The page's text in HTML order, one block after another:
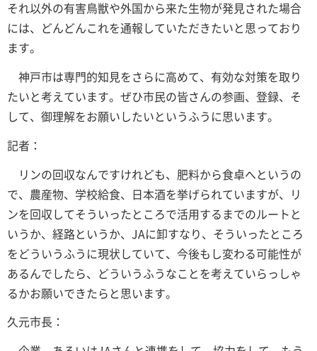
それ以外の有害鳥獣や外国から来た生物が発見された場合
には、どんどんこれを通報していただきたいと思っており
ます。
神戸市は専門的知見をさらに高めて、有効な対策を取り
たいと考えています。ぜひ市民の皆さんの参画、登録、そ
して、御理解をお願いしたいというふうに思います。
記者：
リンの回収なんですけれども、肥料から食卓へというの
で、農産物、学校給食、日本酒を挙げられていますが、リ
ンを回収してそういったところで活用するまでのルートと
いうか、経路というか、JAに卸すなり、そういったところ
をどういうふうに現状していて、今後もし変わる可能性が
あるんでしたら、どういうふうなことを考えていらっしゃ
るかお願いできたらと思います。
久元市長：